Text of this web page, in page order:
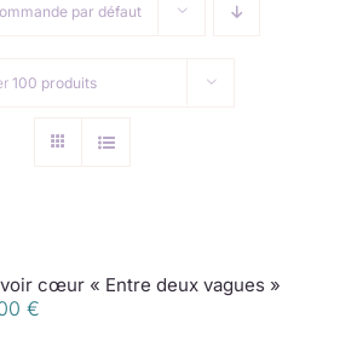
Collection de Noël
par défaut
100 produits
cœur « Entre deux vagues »
€